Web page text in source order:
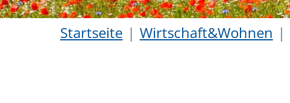
Startseite Wirtschaft&Wohnen